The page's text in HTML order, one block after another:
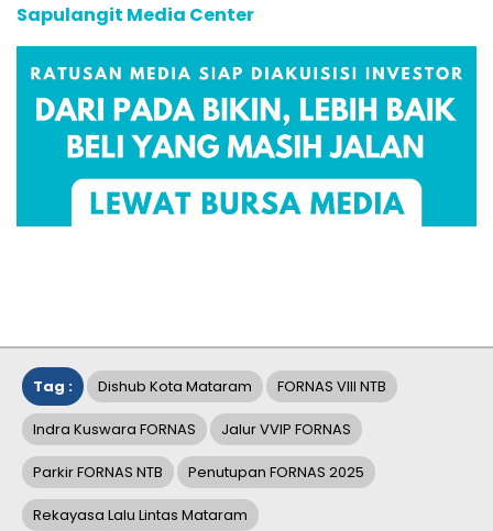
Sapulangit Media Center
Tag : Dishub Kota Mataram FORNAS VIII NTB
Indra Kuswara FORNAS Jalur VVIP FORNAS
Parkir FORNAS NTB Penutupan FORNAS 2025
Rekayasa Lalu Lintas Mataram